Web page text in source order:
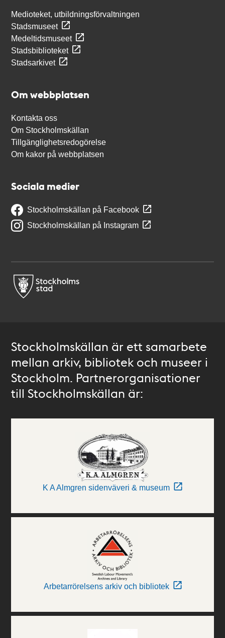
Medioteket, utbildningsförvaltningen
Stadsmuseet
Medeltidsmuseet
Stadsbiblioteket
Stadsarkivet
Om webbplatsen
Kontakta oss
Om Stockholmskällan
Tillgänglighetsredogörelse
Om kakor på webbplatsen
Sociala medier
Stockholmskällan på Facebook
Stockholmskällan på Instagram
Stockholmskällan är ett samarbete
mellan arkiv, bibliotek och museer i
Stockholm. Partnerorganisationer
till Stockholmskällan är:
K A Almgren sidenväveri & museum
Arbetarrörelsens arkiv och bibliotek